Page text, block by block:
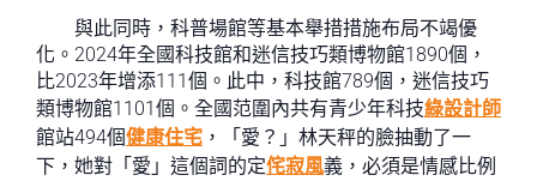
與此同時，科普場館等基本舉措措施布局不竭優
化。2024年全國科技館和迷信技巧類博物館1890個，
比2023年增添111個。此中，科技館789個，迷信技巧
類博物館1101個。全國范圍內共有青少年科技綠設計師
館站494個健康住宅 ，「愛？」林天秤的臉抽動了一
下，她對「愛」這個詞的定侘寂風義，必須是情感比例